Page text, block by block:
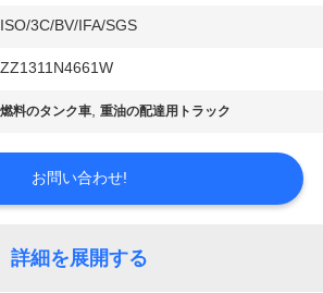
ISO/3C/BV/IFA/SGS
ZZ1311N4661W
燃料のタンク車,重油の配達用トラック
お問い合わせ!
詳細を展開する